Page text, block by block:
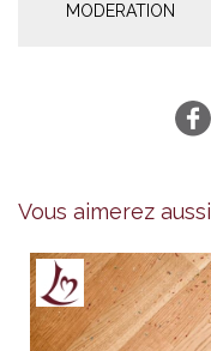
MODERATION
Vous aimerez aussi